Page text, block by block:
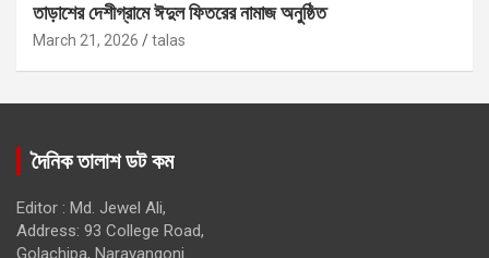
তাড়াশের দেশীগ্রামে ঈদুল ফিতরের নামাজ অনুষ্ঠিত
March 21, 2026 talas
দৈনিক তালাশ ডট কম
Editor : Md. Jewel Ali,
Address: 93 College Road,
Golachipa, Narayangonj.